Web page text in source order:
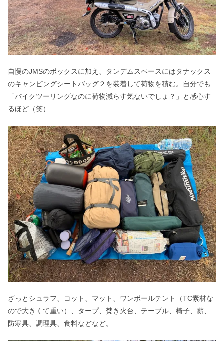
自慢のJMSのボックスに加え、タンデムスペースにはタナックス
のキャンピングシートバッグ２を装着して荷物を積む。自分でも
「バイクツーリングなのに荷物減らす気ないでしょ？」と感心す
るほど（笑）
ざっとシュラフ、コット、マット、ワンポールテント（TC素材な
ので大きくて重い）、タープ、焚き火台、テーブル、椅子、薪、
防寒具、調理具、食料などなど。